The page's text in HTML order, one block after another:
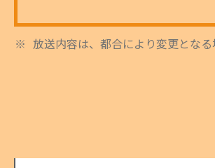
放送内容は、都合により変更とな